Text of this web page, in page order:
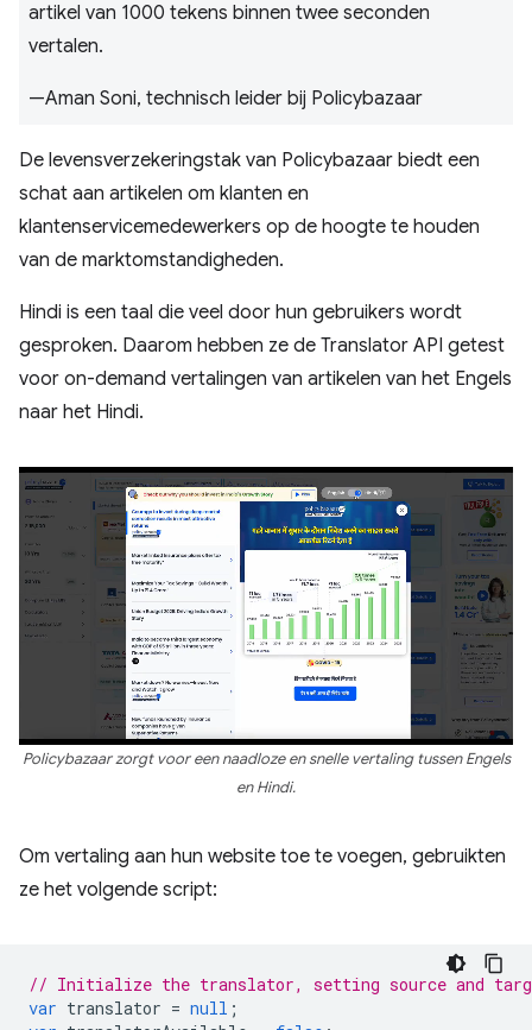
artikel van 1000 tekens binnen twee seconden
vertalen.
—Aman Soni, technisch leider bij Policybazaar
De levensverzekeringstak van Policybazaar biedt een
schat aan artikelen om klanten en
klantenservicemedewerkers op de hoogte te houden
van de marktomstandigheden.
Hindi is een taal die veel door hun gebruikers wordt
gesproken. Daarom hebben ze de Translator API getest
voor on-demand vertalingen van artikelen van het Engels
naar het Hindi.
Policybazaar zorgt voor een naadloze en snelle vertaling tussen Engels
en Hindi.
Om vertaling aan hun website toe te voegen, gebruikten
ze het volgende script:
// Initialize the translator, setting source and
var translator = null ;